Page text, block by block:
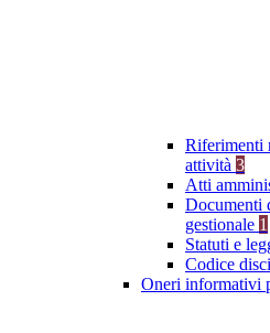
Riferimenti
attività 3
Atti
Documenti
gestionale 1
Statuti e
Codice
Oneri informativi